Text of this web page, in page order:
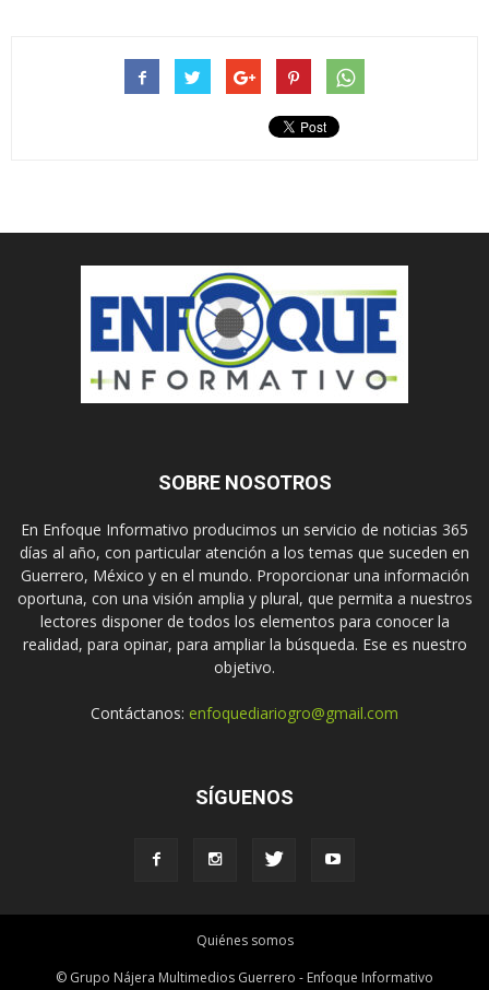
SOBRE NOSOTROS
En Enfoque Informativo producimos un servicio de noticias 365
días al año, con particular atención a los temas que suceden en
Guerrero, México y en el mundo. Proporcionar una información
oportuna, con una visión amplia y plural, que permita a nuestros
lectores disponer de todos los elementos para conocer la
realidad, para opinar, para ampliar la búsqueda. Ese es nuestro
objetivo.
Contáctanos: enfoquediariogro@gmail.com
SÍGUENOS
Quiénes somos
© Grupo Nájera Multimedios Guerrero - Enfoque Informativo